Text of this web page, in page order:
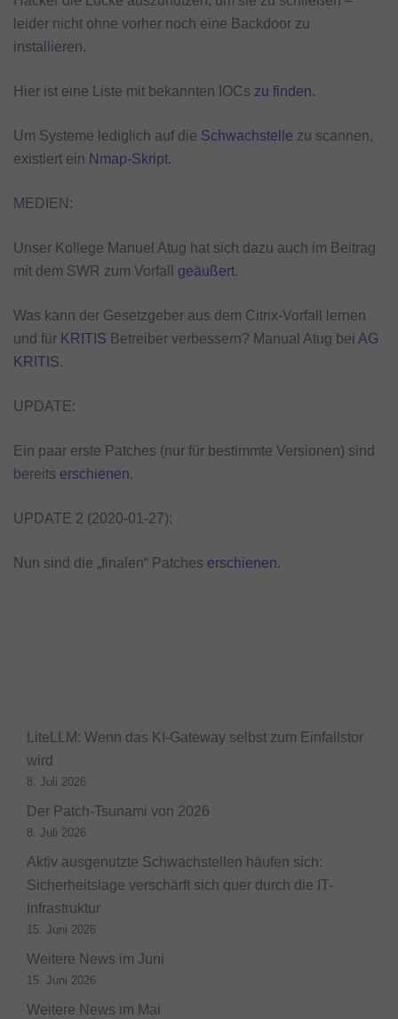
leider nicht ohne vorher noch eine Backdoor zu
installieren.
Hier ist eine Liste mit bekannten IOCs zu finden.
Um Systeme lediglich auf die Schwachstelle zu scannen,
existiert ein Nmap-Skript.
MEDIEN:
Unser Kollege Manuel Atug hat sich dazu auch im Beitrag
mit dem SWR zum Vorfall geäußert.
Was kann der Gesetzgeber aus dem Citrix-Vorfall lernen
und für KRITIS Betreiber verbessern? Manual Atug bei AG
KRITIS.
UPDATE:
Ein paar erste Patches (nur für bestimmte Versionen) sind
bereits erschienen.
UPDATE 2 (2020-01-27):
Nun sind die „finalen“ Patches erschienen.
LiteLLM: Wenn das KI-Gateway selbst zum Einfallstor
wird
8. Juli 2026
Der Patch-Tsunami von 2026
8. Juli 2026
Aktiv ausgenutzte Schwachstellen häufen sich:
Sicherheitslage verschärft sich quer durch die IT-
Infrastruktur
15. Juni 2026
Weitere News im Juni
15. Juni 2026
Weitere News im Mai